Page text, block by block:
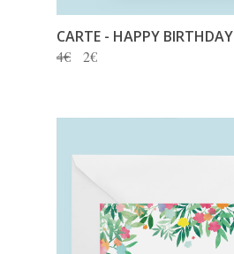
CARTE - HAPPY BIRTHDAY
4€ 2€